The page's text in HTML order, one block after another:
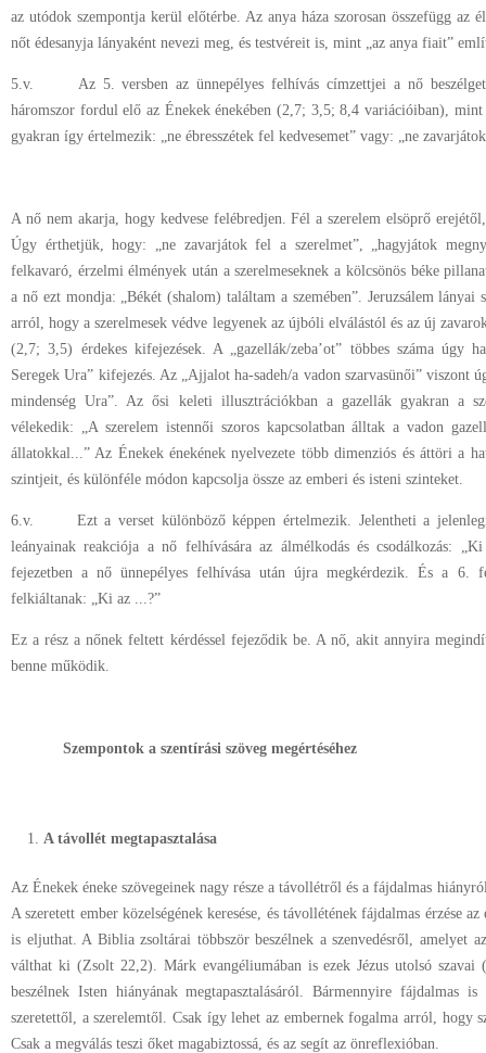
az utódok szempontja kerül előtérbe. Az anya háza szorosan összefügg az
nőt édesanyja lányaként nevezi meg, és testvéreit is, mint „az anya fiait”
5.v. Az 5. versben az ünnepélyes felhívás címzettjei a nő
háromszor fordul elő az Énekek énekében (2,7; 3,5; 8,4 variációiban),
gyakran így értelmezik: „ne ébresszétek fel kedvesemet” vagy: „ne
A nő nem akarja, hogy kedvese felébredjen. Fél a szerelem elsöprő
Úgy érthetjük, hogy: „ne zavarjátok fel a szerelmet”, „hagyjátok
felkavaró, érzelmi élmények után a szerelmeseknek a kölcsönös béke
a nő ezt mondja: „Békét (shalom) találtam a szemében”. Jeruzsálem
arról, hogy a szerelmesek védve legyenek az újbóli elválástól és az új
(2,7; 3,5) érdekes kifejezések. A „gazellák/zeba’ot” többes száma úgy
Seregek Ura” kifejezés. Az „Ajjalot ha-sadeh/a vadon szarvasünői” viszont
mindenség Ura”. Az ősi keleti illusztrációkban a gazellák gyakran a
vélekedik: „A szerelem istennői szoros kapcsolatban álltak a vadon
állatokkal...” Az Énekek énekének nyelvezete több dimenziós és áttöri a
szintjeit, és különféle módon kapcsolja össze az emberi és isteni szinteket.
6.v. Ezt a verset különböző képpen értelmezik. Jelentheti a jelenlegi
leányainak reakciója a nő felhívására az álmélkodás és csodálkozás:
fejezetben a nő ünnepélyes felhívása után újra megkérdezik. És a 6.
felkiáltanak: „Ki az ...?”
Ez a rész a nőnek feltett kérdéssel fejeződik be. A nő, akit annyira
benne működik.
Szempontok a szentírási szöveg megértéséhez
A távollét megtapasztalása
Az Énekek éneke szövegeinek nagy része a távollétről és a fájdalmas
A szeretett ember közelségének keresése, és távollétének fájdalmas érzése
is eljuthat. A Biblia zsoltárai többször beszélnek a szenvedésről, amelyet
válthat ki (Zsolt 22,2). Márk evangéliumában is ezek Jézus utolsó
beszélnek Isten hiányának megtapasztalásáról. Bármennyire fájdalmas
szeretettől, a szerelemtől. Csak így lehet az embernek fogalma arról, hogy
Csak a megválás teszi őket magabiztossá, és az segít az önreflexióban.